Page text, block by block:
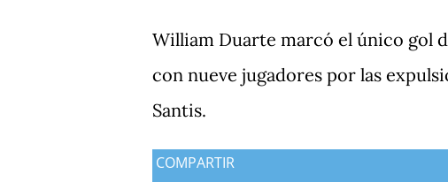
William Duarte marcó el único gol
con nueve jugadores por las
Santis.
COMPARTIR